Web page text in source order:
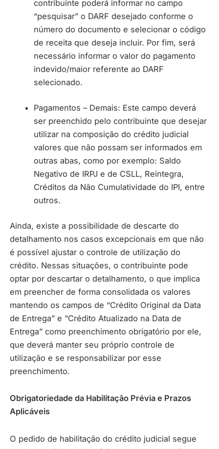
contribuinte poderá informar no campo
“pesquisar” o DARF desejado conforme o
número do documento e selecionar o código
de receita que deseja incluir. Por fim, será
necessário informar o valor do pagamento
indevido/maior referente ao DARF
selecionado.
Pagamentos – Demais: Este campo deverá
ser preenchido pelo contribuinte que desejar
utilizar na composição do crédito judicial
valores que não possam ser informados em
outras abas, como por exemplo: Saldo
Negativo de IRPJ e de CSLL, Reintegra,
Créditos da Não Cumulatividade do IPI, entre
outros.
Ainda, existe a possibilidade de descarte do
detalhamento nos casos excepcionais em que não
é possível ajustar o controle de utilização do
crédito. Nessas situações, o contribuinte pode
optar por descartar o detalhamento, o que implica
em preencher de forma consolidada os valores
mantendo os campos de “Crédito Original da Data
de Entrega” e “Crédito Atualizado na Data de
Entrega” como preenchimento obrigatório por ele,
que deverá manter seu próprio controle de
utilização e se responsabilizar por esse
preenchimento.
Obrigatoriedade da Habilitação Prévia e Prazos
Aplicáveis
O pedido de habilitação do crédito judicial segue